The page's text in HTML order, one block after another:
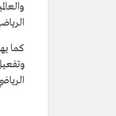
كما